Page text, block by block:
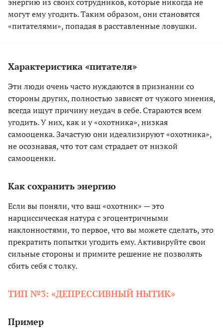
могут ему угодить. Таким образом, они становятся
«питателями», попадая в расставленные ловушки.
Характеристика «питателя»
Эти люди очень часто нуждаются в признании со
стороны других, полностью зависят от чужого мнения,
всегда ищут причину неудач в себе. Стараются всем
угодить. У них, как и у «охотника», низкая
самооценка. Зачастую они идеализируют «охотника»,
не осознавая, что тот сам страдает от низкой
самооценки.
Как сохранить энергию
Если вы поняли, что ваш «охотник» — это
нарциссическая натура с эгоцентричными
наклонностями, то первое, что вы можете сделать, это
прекратить попытки угодить ему. Активируйте свои
сильные стороны и примите решение не позволять
сбить себя с толку.
ТИП №3: «ДЕПРЕССИВНЫЙ НЫТИК»
Пример